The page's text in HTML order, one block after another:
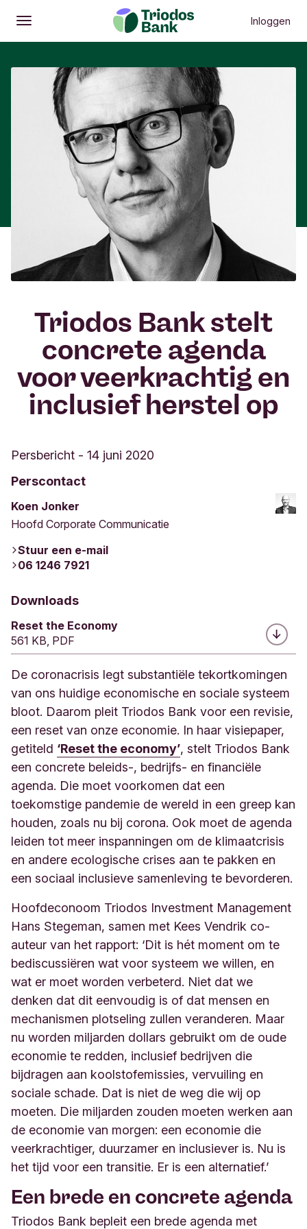
Openen
Hoofdmenu Inloggen
Triodos Bank stelt
concrete agenda
voor veerkrachtig en
inclusief herstel op
Persbericht - 14 juni 2020
Perscontact
Koen Jonker
Hoofd Corporate Communicatie
Stuur een e-mail
06 1246 7921
Downloads
Reset the Economy
561 KB, PDF
De coronacrisis legt substantiële tekortkomingen
van ons huidige economische en sociale systeem
bloot. Daarom pleit Triodos Bank voor een revisie,
een reset van onze economie. In haar visiepaper,
getiteld ‘Reset the economy’, stelt Triodos Bank
een concrete beleids-, bedrijfs- en financiële
agenda. Die moet voorkomen dat een
toekomstige pandemie de wereld in een greep kan
houden, zoals nu bij corona. Ook moet de agenda
leiden tot meer inspanningen om de klimaatcrisis
en andere ecologische crises aan te pakken en
een sociaal inclusieve samenleving te bevorderen.
Hoofdeconoom Triodos Investment Management
Hans Stegeman, samen met Kees Vendrik co-
auteur van het rapport: ‘Dit is hét moment om te
bediscussiëren wat voor systeem we willen, en
wat er moet worden verbeterd. Niet dat we
denken dat dit eenvoudig is of dat mensen en
mechanismen plotseling zullen veranderen. Maar
nu worden miljarden dollars gebruikt om de oude
economie te redden, inclusief bedrijven die
bijdragen aan koolstofemissies, vervuiling en
sociale schade. Dat is niet de weg die wij op
moeten. Die miljarden zouden moeten werken aan
de economie van morgen: een economie die
veerkrachtiger, duurzamer en inclusiever is. Nu is
het tijd voor een transitie. Er is een alternatief.’
Een brede en concrete agenda
Triodos Bank bepleit een brede agenda met